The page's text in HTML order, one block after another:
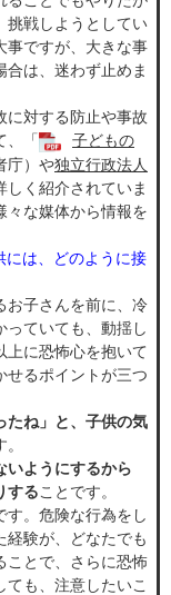
挑戦しようとしてい
事ですが、大きな事
は、迷わず止めま
対する防止や事故
、「
子どもの
庁）や独立行政法人
しく紹介されていま
々な媒体から情報を
には、どのように接
お子さんを前に、冷
っていても、動揺し
上に恐怖心を抱いて
せるポイントが三つ
たね」と、子供の気
いようにするから
することです。
す。危険な行為をし
経験が、どなたでも
ことで、さらに恐怖
も、注意したいこ